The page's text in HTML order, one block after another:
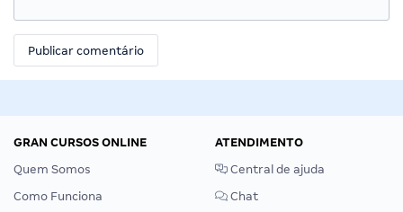
GRAN CURSOS ONLINE
Quem Somos
Como Funciona
ATENDIMENTO
Central de ajuda
Chat